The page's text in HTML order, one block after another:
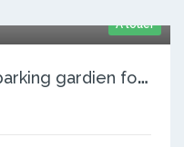
A louer
S
tudio avec 2 douches, parking gardien forage à Nkolnda.